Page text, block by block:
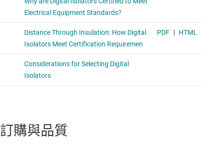
訂購與品質